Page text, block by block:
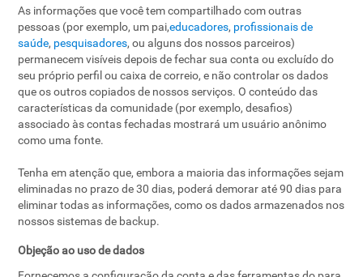
As informações que você tem compartilhado com outras
pessoas (por exemplo, um pai,educadores, profissionais de
saúde, pesquisadores, ou alguns dos nossos parceiros)
permanecem visíveis depois de fechar sua conta ou excluído do
seu próprio perfil ou caixa de correio, e não controlar os dados
que os outros copiados de nossos serviços. O conteúdo das
características da comunidade (por exemplo, desafios)
associado às contas fechadas mostrará um usuário anônimo
como uma fonte.
Tenha em atenção que, embora a maioria das informações sejam
eliminadas no prazo de 30 dias, poderá demorar até 90 dias para
eliminar todas as informações, como os dados armazenados nos
nossos sistemas de backup.
Objeção ao uso de dados